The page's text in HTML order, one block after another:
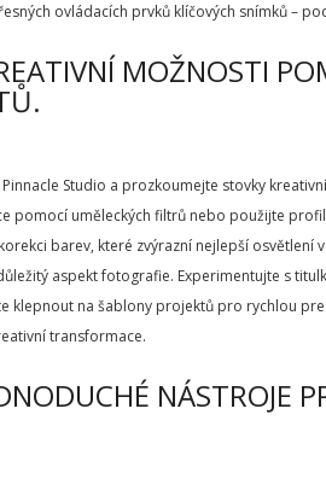
ovládacích prvků klíčových snímků –
MOŽNOSTI
Studio a prozkoumejte stovky
pomocí uměleckých filtrů nebo použijte
barev, které zvýrazní nejlepší osvětlení
aspekt fotografie. Experimentujte s
klepnout na šablony projektů pro rychlou
transformace.
NÁSTROJE